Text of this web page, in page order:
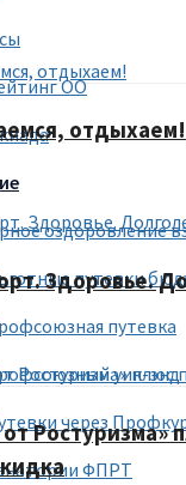
ОО
оздоровление
путевки
путевка
уик-энд
через
ФПРТ
отдыхаем!
Здоровье.
Ростуризма»